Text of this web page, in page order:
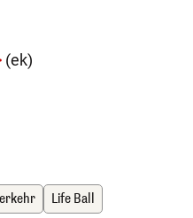
(ek)
Life Ball